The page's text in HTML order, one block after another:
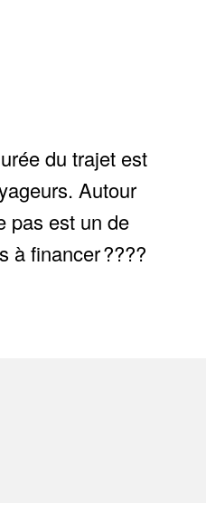
du trajet est
Autour
pas est un de
à financer ????